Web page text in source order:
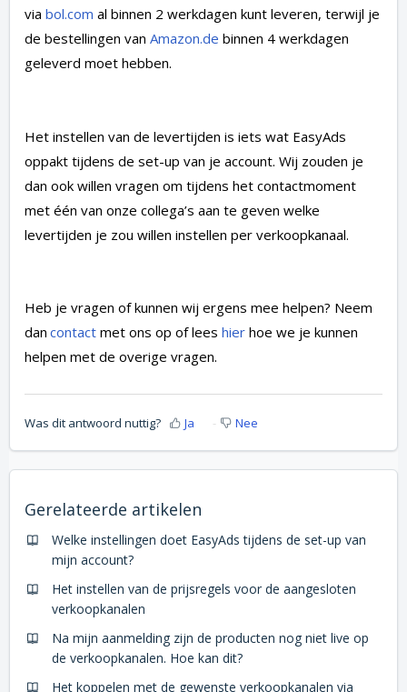
via bol.com al binnen 2 werkdagen kunt leveren, terwijl je
de bestellingen van Amazon.de binnen 4 werkdagen
geleverd moet hebben.
Het instellen van de levertijden is iets wat EasyAds
oppakt tijdens de set-up van je account. Wij zouden je
dan ook willen vragen om tijdens het contactmoment
met één van onze collega’s aan te geven welke
levertijden je zou willen instellen per verkoopkanaal.
Heb je vragen of kunnen wij ergens mee helpen? Neem
dan contact met ons op oflees hier hoe we je kunnen
helpen met de overige vragen.
Was dit antwoord nuttig? Ja Nee
Gerelateerde artikelen
Welke instellingen doet EasyAds tijdens de set-up van
mijn account?
Het instellen van de prijsregels voor de aangesloten
verkoopkanalen
Na mijn aanmelding zijn de producten nog niet live op
de verkoopkanalen. Hoe kan dit?
Het koppelen met de gewenste verkoopkanalen via